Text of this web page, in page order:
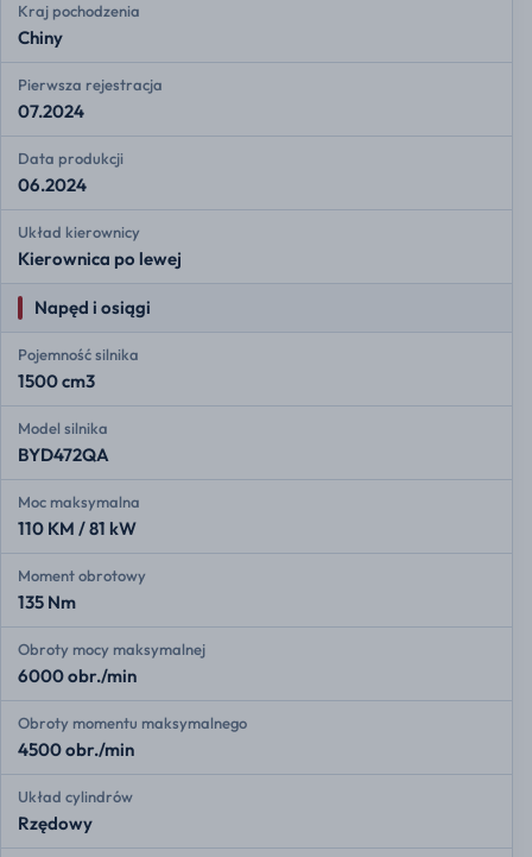
Kraj pochodzenia
Chiny
Pierwsza rejestracja
07.2024
Data produkcji
06.2024
Układ kierownicy
Kierownica po lewej
Napęd i osiągi
Pojemność silnika
1500 cm3
Model silnika
BYD472QA
Moc maksymalna
110 KM / 81 kW
Moment obrotowy
135 Nm
Obroty mocy maksymalnej
6000 obr./min
Obroty momentu maksymalnego
4500 obr./min
Układ cylindrów
Rzędowy